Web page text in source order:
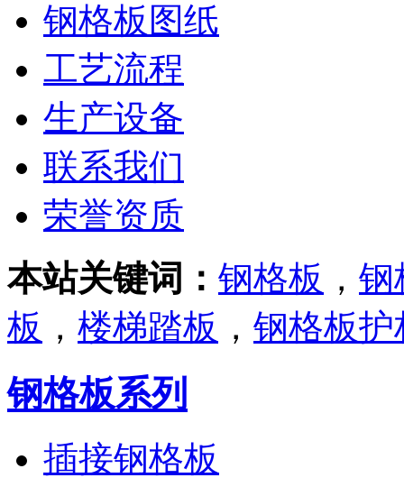
钢格板图纸
工艺流程
生产设备
联系我们
荣誉资质
本站关键词： 钢格板 ， 钢
板 ， 楼梯踏板 ， 钢格板护
钢格板系列
插接钢格板